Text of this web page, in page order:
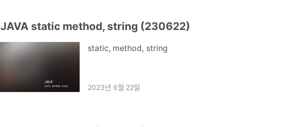
JAVA static method, string (230622)
static, method, string
2023년 6월 22일